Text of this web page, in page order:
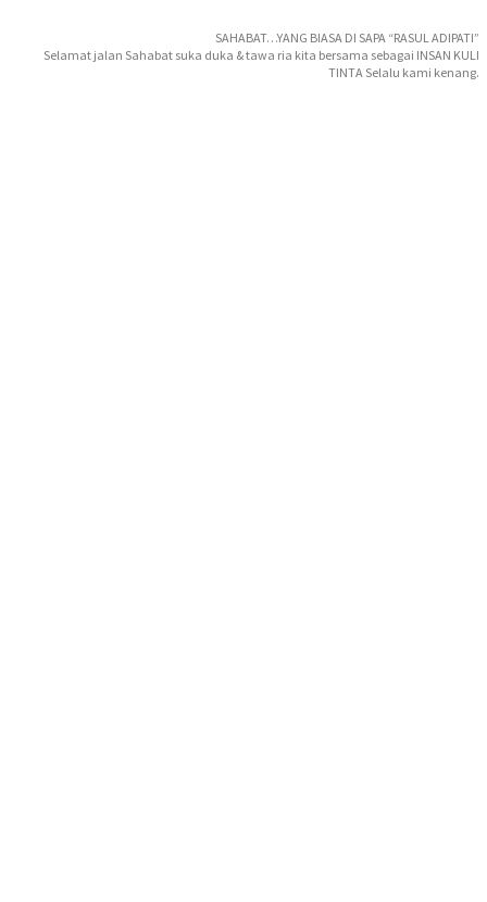
SAHABAT…YANG BIASA DI SAPA “RASUL ADIPATI”
Selamat jalan Sahabat suka duka & tawa ria kita bersama sebagai INSAN KULI
TINTA Selalu kami kenang.